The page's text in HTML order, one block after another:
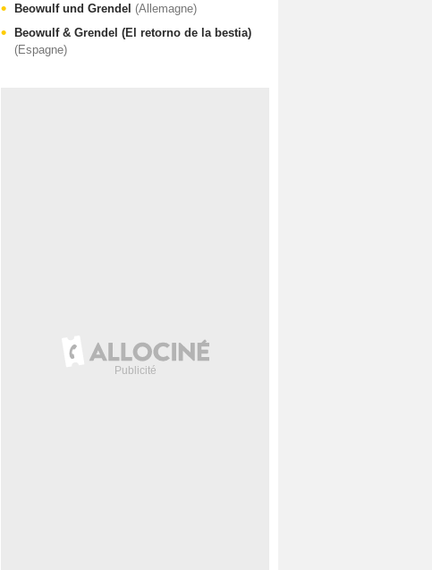
Beowulf und Grendel (Allemagne)
Beowulf & Grendel (El retorno de la bestia)
(Espagne)